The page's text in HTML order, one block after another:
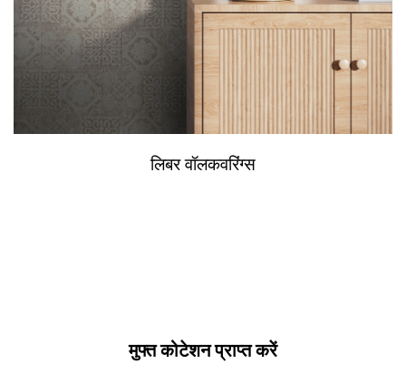
लिबर वॉलकवरिंग्स
मुफ्त कोटेशन प्राप्त करें